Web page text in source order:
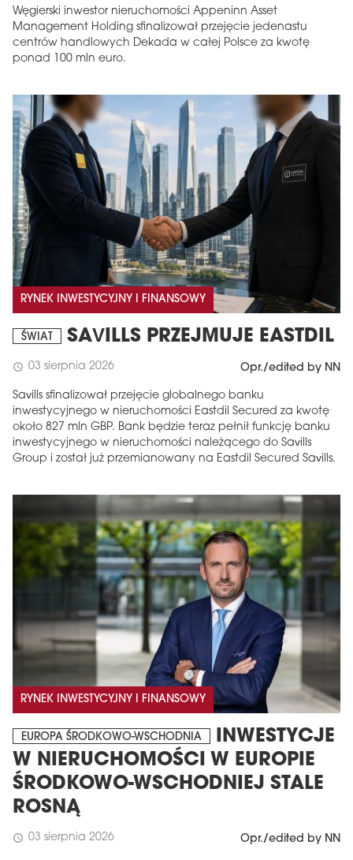
Węgierski inwestor nieruchomości Appeninn Asset
Management Holding sfinalizował przejęcie jedenastu
centrów handlowych Dekada w całej Polsce za kwotę
ponad 100 mln euro.
RYNEK INWESTYCYJNY I FINANSOWY
ŚWIAT SAVILLS PRZEJMUJE EASTDIL
schedule 03 sierpnia 2026 Opr./edited by NN
Savills sfinalizował przejęcie globalnego banku
inwestycyjnego w nieruchomości Eastdil Secured za kwotę
około 827 mln GBP. Bank będzie teraz pełnił funkcję banku
inwestycyjnego w nieruchomości należącego do Savills
Group i został już przemianowany na Eastdil Secured Savills.
RYNEK INWESTYCYJNY I FINANSOWY
EUROPA ŚRODKOWO-WSCHODNIA
INWESTYCJE
W NIERUCHOMOŚCI W EUROPIE
ŚRODKOWO-WSCHODNIEJ STALE
ROSNĄ
schedule 03 sierpnia 2026 Opr./edited by NN